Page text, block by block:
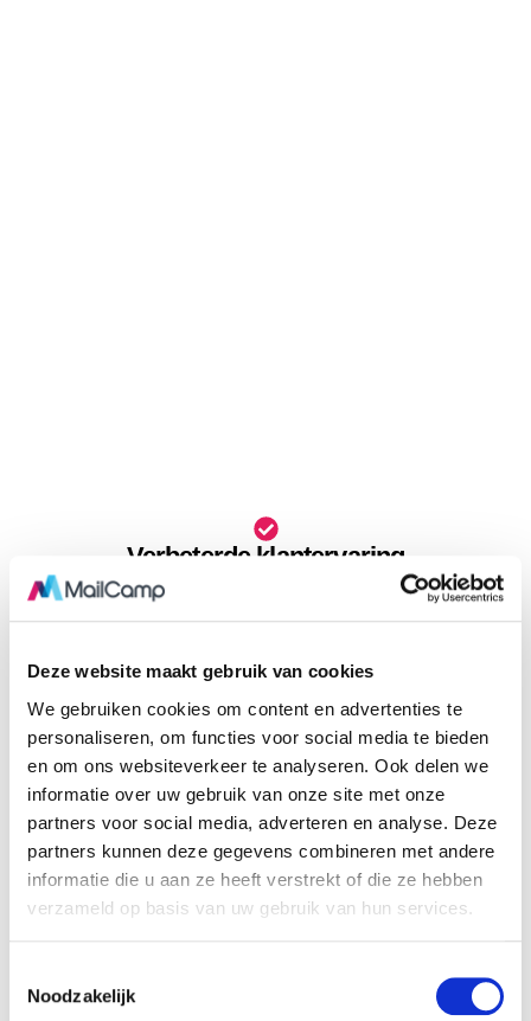
Deze website maakt gebruik van cookies
We gebruiken cookies om content en advertenties te
personaliseren, om functies voor social media te bieden
en om ons websiteverkeer te analyseren. Ook delen we
informatie over uw gebruik van onze site met onze
partners voor social media, adverteren en analyse. Deze
partners kunnen deze gegevens combineren met andere
informatie die u aan ze heeft verstrekt of die ze hebben
verzameld op basis van uw gebruik van hun services.
Noodzakelijk
Verbeterde klantervaring
Klanten ontvangen nu geautomatiseerde, tijdige en relevante e-
klanttevredenheid.
Efficiëntie en tijdsbesparing
Het automatiseren van e-mailflows heeft de werklast voor het
personeel van SRC Reizen aanzienlijk verminderd. Hierdoor
kunnen zij zich richten op andere belangrijke taken, zoals het
plannen van nieuwe reizen en het bieden van hoogwaardige
klantenservice.
Dankzij de automatische synchronisatie tussen 1TIS en
MailCamp zijn fouten in e-mailcommunicatie, zoals het